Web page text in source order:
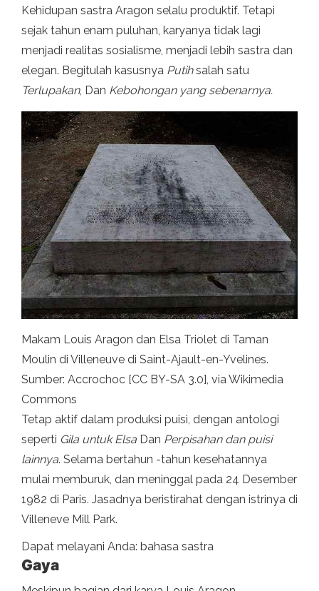
Kehidupan sastra Aragon selalu produktif. Tetapi
sejak tahun enam puluhan, karyanya tidak lagi
menjadi realitas sosialisme, menjadi lebih sastra dan
elegan. Begitulah kasusnya Putihsalah satu
Terlupakan, Dan Kebohongan yang sebenarnya.
Makam Louis Aragon dan Elsa Triolet di Taman
Moulin di Villeneuve di Saint-Ajault-en-Yvelines.
Sumber: Accrochoc [CC BY-SA 3.0], via Wikimedia
Commons
Tetap aktif dalam produksi puisi, dengan antologi
seperti Gila untuk Elsa Dan Perpisahan dan puisi
lainnya. Selama bertahun -tahun kesehatannya
mulai memburuk, dan meninggal pada 24 Desember
1982 di Paris. Jasadnya beristirahat dengan istrinya di
Villeneve Mill Park.
Dapat melayani Anda: bahasa sastra
Gaya